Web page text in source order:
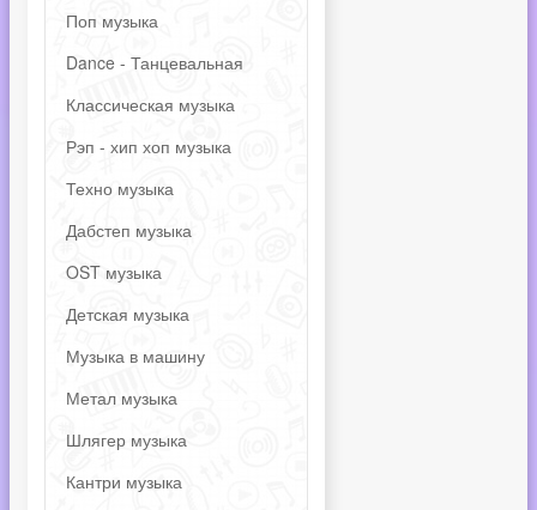
Поп музыка
Dance - Танцевальная
Классическая музыка
Рэп - хип хоп музыка
Техно музыка
Дабстеп музыка
OST музыка
Детская музыка
Музыка в машину
Метал музыка
Шлягер музыка
Кантри музыка